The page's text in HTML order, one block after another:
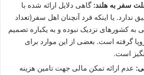
سفر به هلند: گاهی دلایل ارائه شده با
ندارد. یا اینکه فرد آنچنان اهل سفر(تعداد
کشورهای نزدیک نبوده و به یکباره تصمیم
گرفته است. بعضی از این موارد برای
است.
عدم ارائه تمکن مالی جهت تامین هزینه